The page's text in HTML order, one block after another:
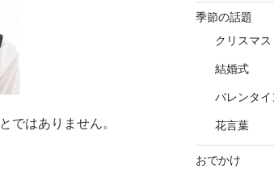
ではありません。
季節の話題
クリスマス
結婚式
バレンタイ
花言葉
おでかけ